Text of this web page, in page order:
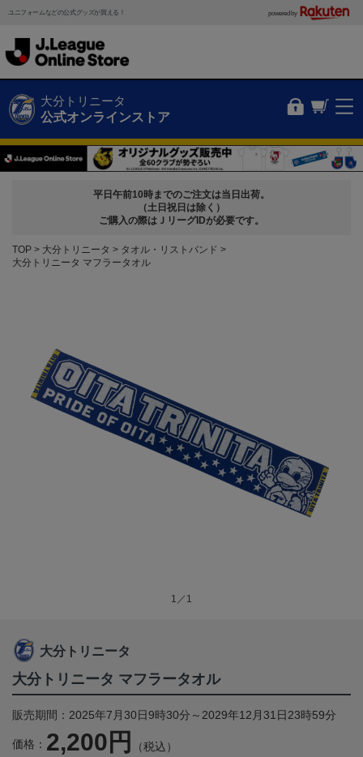
ユニフォームなどの公式グッズが買える！ powered by
大分トリニータ
公式オンラインストア
平日午前10時までのご注文は当日出荷。
（土日祝日は除く）
ご購入の際はＪリーグIDが必要です。
TOP 大分トリニータ
タオル・リストバンド
大分トリニータ マフラータオル
1／1
大分トリニータ
大分トリニータ マフラータオル
販売期間：2025年7月30日9時30分～2029年12月31日23時59分
価格： 2,200円 （税込）